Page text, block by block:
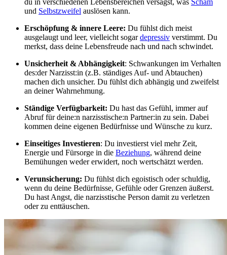
du in verschiedenen Lebensbereichen versagst, was Scham
und Selbstzweifel auslösen kann.
Erschöpfung & innere Leere: Du fühlst dich meist
ausgelaugt und leer, vielleicht sogardepressiv verstimmt. Du
merkst, dass deine Lebensfreude nach und nach schwindet.
Unsicherheit & Abhängigkeit: Schwankungen im Verhalten
des:der Narzisst:in (z.B. ständiges Auf- und Abtauchen)
machen dich unsicher. Du fühlst dich abhängig und zweifelst
an deiner Wahrnehmung.
Ständige Verfügbarkeit: Du hast das Gefühl, immer auf
Abruf für deine:n narzisstische:n Partner:in zu sein. Dabei
kommen deine eigenen Bedürfnisse und Wünsche zu kurz.
Einseitiges Investieren: Du investierst viel mehr Zeit,
Energie und Fürsorge in die Beziehung, während deine
Bemühungen weder erwidert, noch wertschätzt werden.
Verunsicherung: Du fühlst dich egoistisch oder schuldig,
wenn du deine Bedürfnisse, Gefühle oder Grenzen äußerst.
Du hast Angst, die narzisstische Person damit zu verletzen
oder zu enttäuschen.